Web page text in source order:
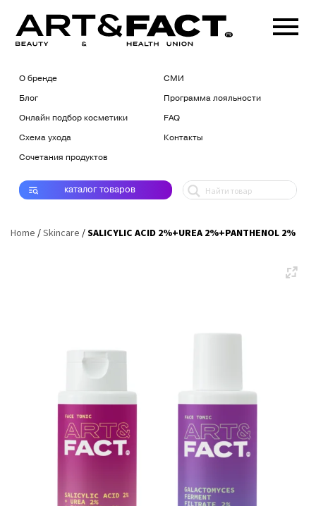
О бренде
Блог
Онлайн подбор косметики
Схема ухода
Сочетания продуктов
СМИ
Программа лояльности
FAQ
Контакты
каталогтоваров
Home /Skincare /SALICYLIC ACID 2%+UREA 2%+PANTHENOL 2%